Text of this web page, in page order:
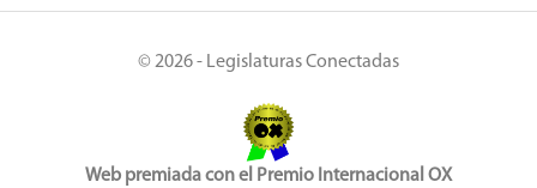
© 2026 - Legislaturas Conectadas
Web premiada con el Premio Internacional OX